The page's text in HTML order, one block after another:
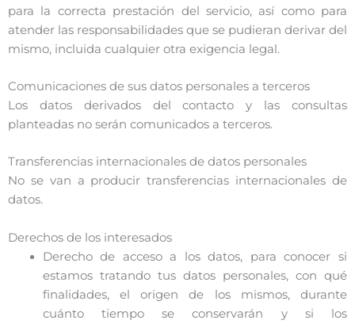
para la correcta prestación del servicio, así como para
atender las responsabilidades que se pudieran derivar del
mismo, incluida cualquier otra exigencia legal.
Comunicaciones de sus datos personales a terceros
Los datos derivados del contacto y las consultas
planteadas no serán comunicados a terceros.
Transferencias internacionales de datos personales
No se van a producir transferencias internacionales de
datos.
Derechos de los interesados
Derecho de acceso a los datos, para conocer si
estamos tratando tus datos personales, con qué
finalidades, el origen de los mismos, durante
cuánto tiempo se conservarán y si los